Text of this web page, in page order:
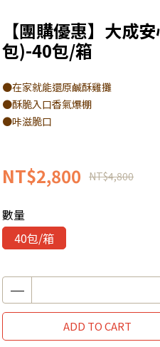
【團購優惠】大成
包)-40包/箱
●在家就能還原鹹酥雞攤
●酥脆入口香氣爆棚
●咔滋脆口
NT$2,800 NT$4,800
數量
40包/箱
ADD TO CART